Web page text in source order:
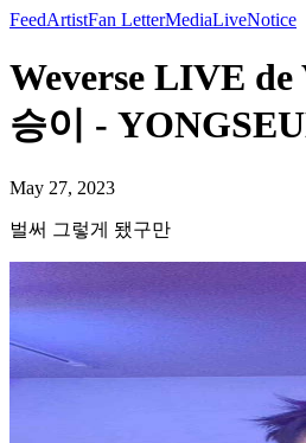
FeedArtistFan LetterMediaLiveNotice
Weverse LIVE
승이 -
May 27, 2023
벌써 그렇게 됐구만